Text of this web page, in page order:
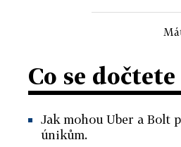
Co se dočtete
Jak mohou Uber a Bolt
únikům.